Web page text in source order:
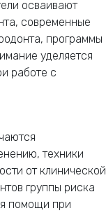
осваивают
современные
программы
уделяется
работе с
техники
от клинической
группы риска
помощи при